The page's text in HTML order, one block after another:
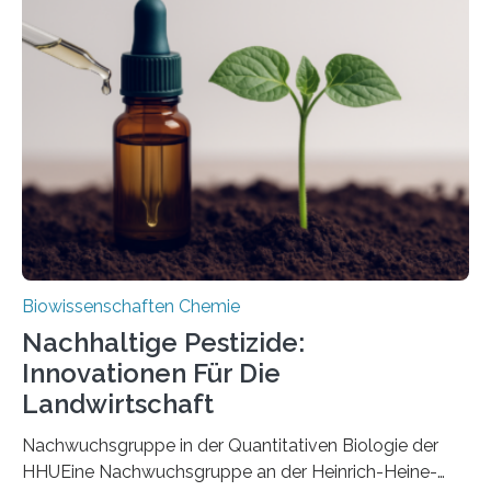
ausgezeichnetem Zustand erhalten. Es konnte als neue
Art einer neuen Gattung beschrieben werden und trägt
nun den Namen Cretosabethes primaevus. Dieser erste
fossile Nachweis einer Stechmückenlarve in Bernstein
stellt gleichzeitig den ersten Fossilfund einer
Mückenlarve aus dem Mesozoikum dar, denn…
Biowissenschaften Chemie
Nachhaltige Pestizide:
Innovationen Für Die
Landwirtschaft
Nachwuchsgruppe in der Quantitativen Biologie der
HHUEine Nachwuchsgruppe an der Heinrich-Heine-